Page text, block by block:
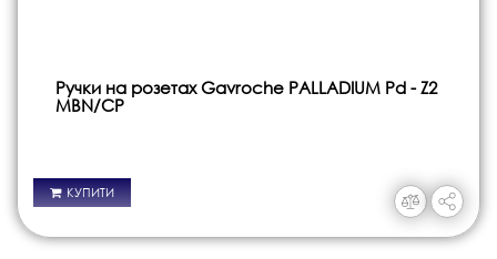
Ручки на розетах Gavroche PALLADIUM Pd - Z2
MBN/CP
КУПИТИ